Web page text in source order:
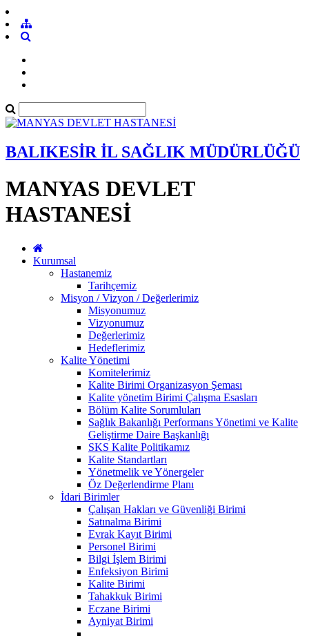
BALIKESİR İL SAĞLIK MÜDÜRLÜĞÜ
MANYAS DEVLET
HASTANESİ
Kurumsal
Hastanemiz
Tarihçemiz
Misyon / Vizyon / Değerlerimiz
Misyonumuz
Vizyonumuz
Değerlerimiz
Hedeflerimiz
Kalite Yönetimi
Komitelerimiz
Kalite Birimi Organizasyon Şeması
Kalite yönetim Birimi Çalışma Esasları
Bölüm Kalite Sorumluları
Sağlık Bakanlığı Performans Yönetimi ve Kalite
Geliştirme Daire Başkanlığı
SKS Kalite Politikamız
Kalite Standartları
Yönetmelik ve Yönergeler
Öz Değerlendirme Planı
İdari Birimler
Çalışan Hakları ve Güvenliği Birimi
Satınalma Birimi
Evrak Kayıt Birimi
Personel Birimi
Bilgi İşlem Birimi
Enfeksiyon Birimi
Kalite Birimi
Tahakkuk Birimi
Eczane Birimi
Ayniyat Birimi